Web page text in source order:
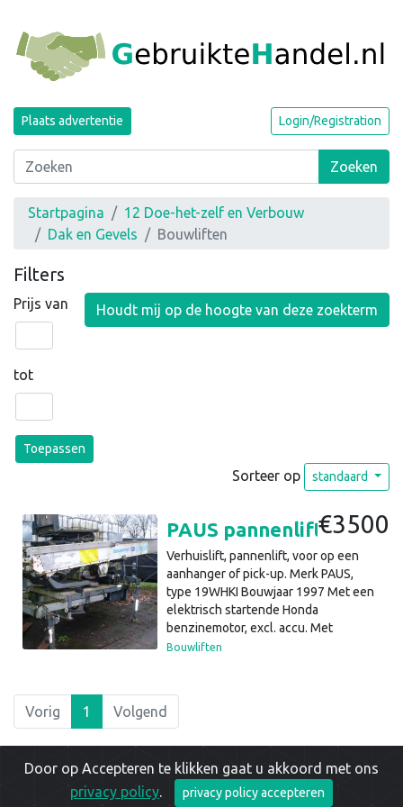
Plaats advertentie Login/Registration
Zoeken
Startpagina
12 Doe-het-zelf en Verbouw
Dak en Gevels
Bouwliften
Filters
Houdt mij op de hoogte van deze zoekterm
Prijs van
tot
Toepassen
Sorteer op standaard
PAUS pannenlift, aanhangerlift verhuislift (a34)37
€3500
Verhuislift, pannenlift, voor op een
aanhanger of pick-up. Merk PAUS,
type 19WHKI Bouwjaar 1997 Met een
elektrisch startende Honda
benzinemotor, excl. accu. Met
hydraulische pomp en hydraulische
hoogteverstelling, 4 x
Uitschuifbaar stempel achtereind
Draaikrans met vastzetinrichting De
Bouwliften
Vorig 1 Volgend
Copyright © 2026 |Privacy Policy
Door op Accepteren te klikken gaat u akkoord met ons
privacy policy. privacy policy accepteren